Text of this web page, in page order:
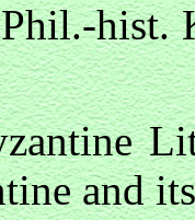
hist.
and